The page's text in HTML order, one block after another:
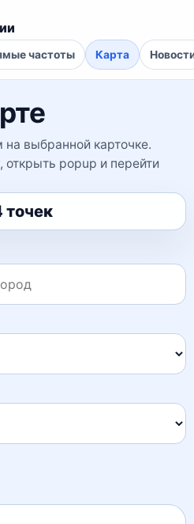
частоты Карта
выбранной карточке.
открыть popup и перейти
точек